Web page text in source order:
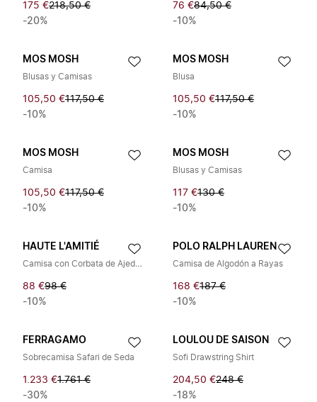
175 €218,50 €
-20%
76 €84,50 €
-10%
MOS MOSH
Blusas y Camisas
105,50 €117,50 €
-10%
MOS MOSH
Blusa
105,50 €117,50 €
-10%
MOS MOSH
Camisa
105,50 €117,50 €
-10%
MOS MOSH
Blusas y Camisas
117 €130 €
-10%
HAUTE L'AMITIÉ
Camisa con Corbata de Ajedrez
88 €98 €
-10%
POLO RALPH LAUREN
Camisa de Algodón a Rayas
168 €187 €
-10%
FERRAGAMO
Sobrecamisa Safari de Seda
1.233 €1.761 €
-30%
LOULOU DE SAISON
Sofi Drawstring Shirt
204,50 €248 €
-18%